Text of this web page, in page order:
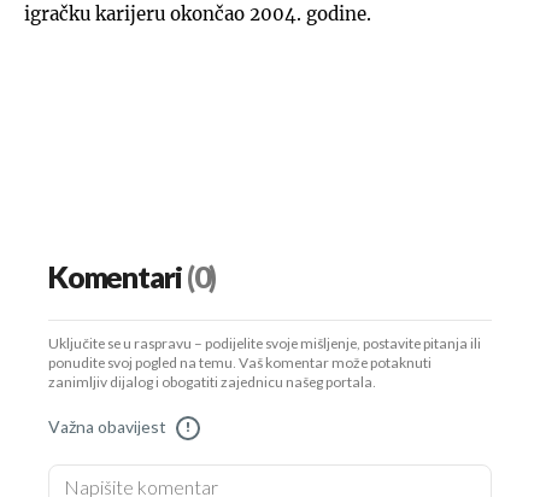
igračku karijeru okončao 2004. godine.
Komentari(0)
Uključite se u raspravu – podijelite svoje mišljenje, postavite pitanja ili
ponudite svoj pogled na temu. Vaš komentar može potaknuti
zanimljiv dijalog i obogatiti zajednicu našeg portala.
Važna obavijest !